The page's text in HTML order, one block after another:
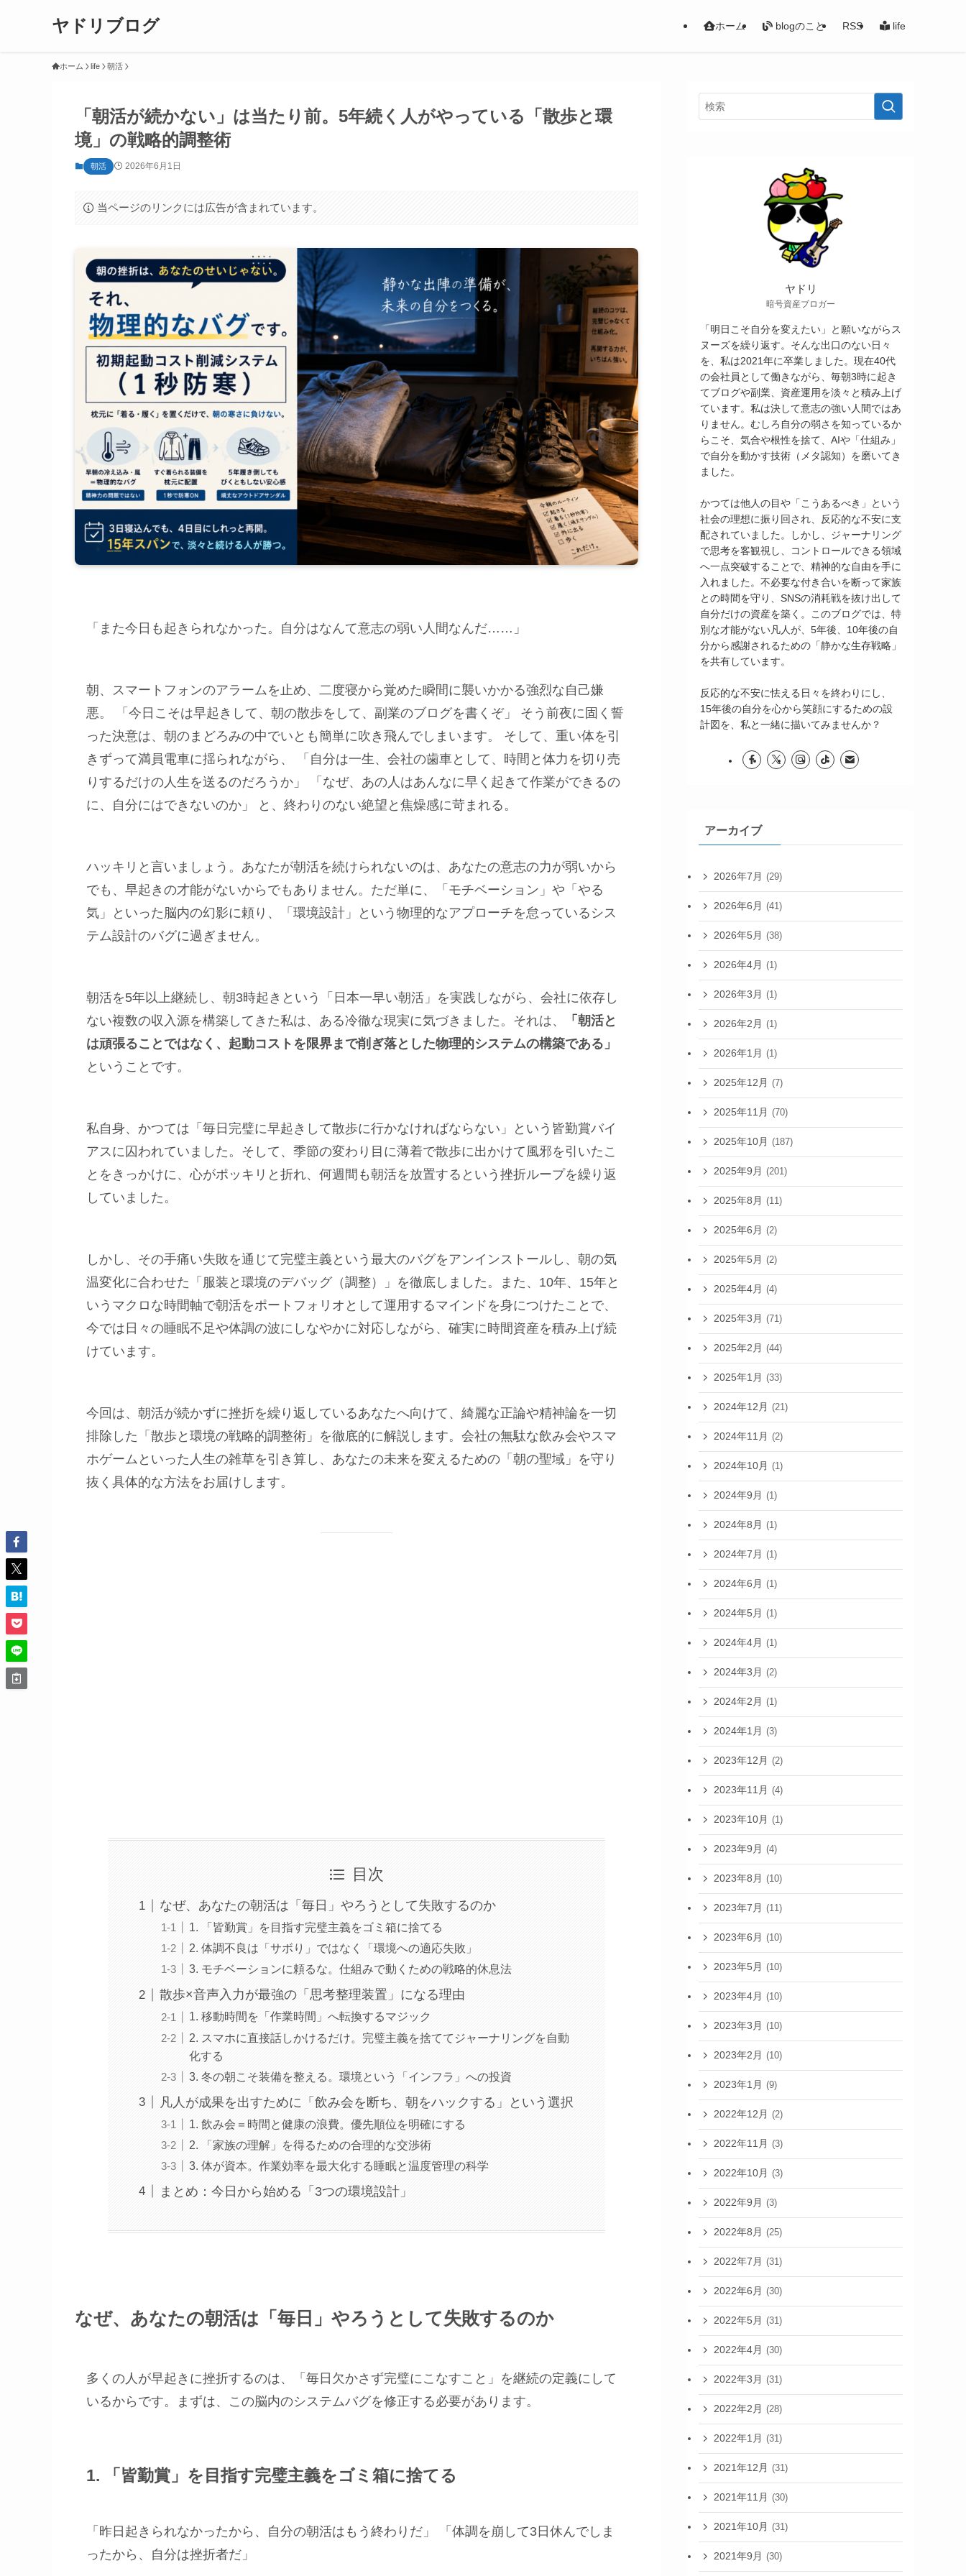
ヤドリブログ ホーム blogのこと RSS life
ホーム life 朝活
「朝活が続かない」は当たり前。5年続く人がやっている「散歩と環
境」の戦略的調整術
朝活 2026年6月1日
当ページのリンクには広告が含まれています。
「また今日も起きられなかった。自分はなんて意志の弱い人間なんだ……」
朝、スマートフォンのアラームを止め、二度寝から覚めた瞬間に襲いかかる強烈な自己嫌
悪。 「今日こそは早起きして、朝の散歩をして、副業のブログを書くぞ」 そう前夜に固く誓
った決意は、朝のまどろみの中でいとも簡単に吹き飛んでしまいます。 そして、重い体を引
きずって満員電車に揺られながら、 「自分は一生、会社の歯車として、時間と体力を切り売
りするだけの人生を送るのだろうか」 「なぜ、あの人はあんなに早く起きて作業ができるの
に、自分にはできないのか」 と、終わりのない絶望と焦燥感に苛まれる。
ハッキリと言いましょう。あなたが朝活を続けられないのは、あなたの意志の力が弱いから
でも、早起きの才能がないからでもありません。ただ単に、「モチベーション」や「やる
気」といった脳内の幻影に頼り、「環境設計」という物理的なアプローチを怠っているシス
テム設計のバグに過ぎません。
朝活を5年以上継続し、朝3時起きという「日本一早い朝活」を実践しながら、会社に依存し
ない複数の収入源を構築してきた私は、ある冷徹な現実に気づきました。それは、
「朝活と
は頑張ることではなく、起動コストを限界まで削ぎ落とした物理的システムの構築である」
ということです。
私自身、かつては「毎日完璧に早起きして散歩に行かなければならない」という皆勤賞バイ
アスに囚われていました。そして、季節の変わり目に薄着で散歩に出かけて風邪を引いたこ
とをきっかけに、心がポッキリと折れ、何週間も朝活を放置するという挫折ループを繰り返
していました。
しかし、その手痛い失敗を通じて完璧主義という最大のバグをアンインストールし、朝の気
温変化に合わせた「服装と環境のデバッグ（調整）」を徹底しました。また、10年、15年と
いうマクロな時間軸で朝活をポートフォリオとして運用するマインドを身につけたことで、
今では日々の睡眠不足や体調の波にしなやかに対応しながら、確実に時間資産を積み上げ続
けています。
今回は、朝活が続かずに挫折を繰り返しているあなたへ向けて、綺麗な正論や精神論を一切
排除した「散歩と環境の戦略的調整術」を徹底的に解説します。会社の無駄な飲み会やスマ
ホゲームといった人生の雑草を引き算し、あなたの未来を変えるための「朝の聖域」を守り
抜く具体的な方法をお届けします。
目次
なぜ、あなたの朝活は「毎日」やろうとして失敗するのか
1. 「皆勤賞」を目指す完璧主義をゴミ箱に捨てる
2. 体調不良は「サボり」ではなく「環境への適応失敗」
3. モチベーションに頼るな。仕組みで動くための戦略的休息法
散歩×音声入力が最強の「思考整理装置」になる理由
1. 移動時間を「作業時間」へ転換するマジック
2. スマホに直接話しかけるだけ。完璧主義を捨ててジャーナリングを自動
化する
3. 冬の朝こそ装備を整える。環境という「インフラ」への投資
凡人が成果を出すために「飲み会を断ち、朝をハックする」という選択
1. 飲み会＝時間と健康の浪費。優先順位を明確にする
2. 「家族の理解」を得るための合理的な交渉術
3. 体が資本。作業効率を最大化する睡眠と温度管理の科学
まとめ：今日から始める「3つの環境設計」
なぜ、あなたの朝活は「毎日」やろうとして失敗するのか
多くの人が早起きに挫折するのは、「毎日欠かさず完璧にこなすこと」を継続の定義にして
いるからです。まずは、この脳内のシステムバグを修正する必要があります。
1. 「皆勤賞」を目指す完璧主義をゴミ箱に捨てる
「昨日起きられなかったから、自分の朝活はもう終わりだ」 「体調を崩して3日休んでしま
ったから、自分は挫折者だ」
ヤドリ
暗号資産ブロガー
「明日こそ自分を変えたい」と願いながらス
ヌーズを繰り返す。そんな出口のない日々
を、私は2021年に卒業しました。現在40代
の会社員として働きながら、毎朝3時に起き
てブログや副業、資産運用を淡々と積み上げ
ています。私は決して意志の強い人間ではあ
りません。むしろ自分の弱さを知っているか
らこそ、気合や根性を捨て、AIや「仕組み」
で自分を動かす技術（メタ認知）を磨いてき
ました。
かつては他人の目や「こうあるべき」という
社会の理想に振り回され、反応的な不安に支
配されていました。しかし、ジャーナリング
で思考を客観視し、コントロールできる領域
へ一点突破することで、精神的な自由を手に
入れました。不必要な付き合いを断って家族
との時間を守り、SNSの消耗戦を抜け出して
自分だけの資産を築く。このブログでは、特
別な才能がない凡人が、5年後、10年後の自
分から感謝されるための「静かな生存戦略」
を共有しています。
反応的な不安に怯える日々を終わりにし、
15年後の自分を心から笑顔にするための設
計図を、私と一緒に描いてみませんか？
アーカイブ
2026年7月 (29)
2026年6月 (41)
2026年5月 (38)
2026年4月 (1)
2026年3月 (1)
2026年2月 (1)
2026年1月 (1)
2025年12月 (7)
2025年11月 (70)
2025年10月 (187)
2025年9月 (201)
2025年8月 (11)
2025年6月 (2)
2025年5月 (2)
2025年4月 (4)
2025年3月 (71)
2025年2月 (44)
2025年1月 (33)
2024年12月 (21)
2024年11月 (2)
2024年10月 (1)
2024年9月 (1)
2024年8月 (1)
2024年7月 (1)
2024年6月 (1)
2024年5月 (1)
2024年4月 (1)
2024年3月 (2)
2024年2月 (1)
2024年1月 (3)
2023年12月 (2)
2023年11月 (4)
2023年10月 (1)
2023年9月 (4)
2023年8月 (10)
2023年7月 (11)
2023年6月 (10)
2023年5月 (10)
2023年4月 (10)
2023年3月 (10)
2023年2月 (10)
2023年1月 (9)
2022年12月 (2)
2022年11月 (3)
2022年10月 (3)
2022年9月 (3)
2022年8月 (25)
2022年7月 (31)
2022年6月 (30)
2022年5月 (31)
2022年4月 (30)
2022年3月 (31)
2022年2月 (28)
2022年1月 (31)
2021年12月 (31)
2021年11月 (30)
2021年10月 (31)
2021年9月 (30)